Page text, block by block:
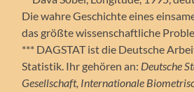
Die wahre Geschichte eines
das größte wissenschaftliche
*** DAGSTAT ist die Deutsche
Statistik. Ihr gehören an: Deutsche
Gesellschaft, Internationale